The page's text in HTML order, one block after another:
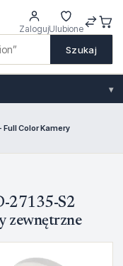
Szukaj
ZalogujUlubione
▾
Color Kamery
27135-S2
zewnętrzne